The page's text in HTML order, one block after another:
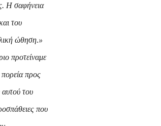
Η σαφήνεια
του
ώθηση.»
προτείναμε
προς
αυτού του
που